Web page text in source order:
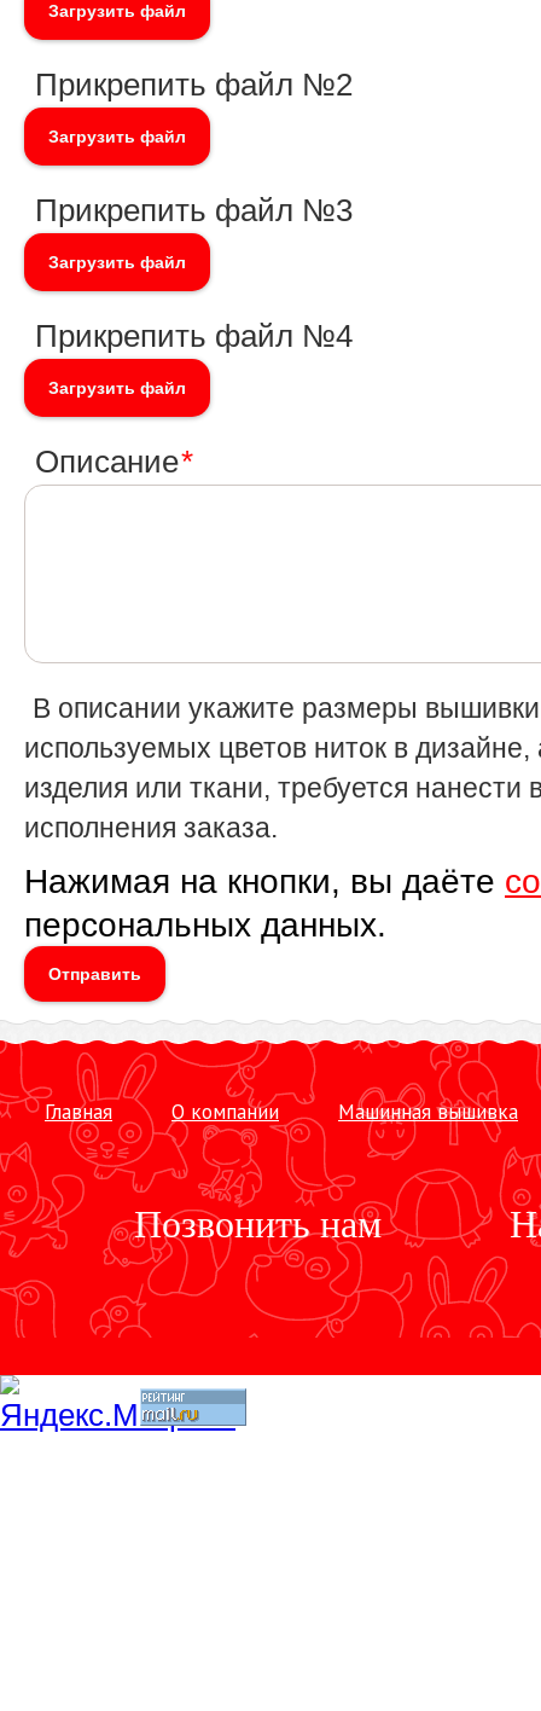
Загрузить файл
Прикрепить файл №2
Загрузить файл
Прикрепить файл №3
Загрузить файл
Прикрепить файл №4
Загрузить файл
Описание
В описании укажите размеры
используемых цветов ниток в
изделия или ткани, требуется
исполнения заказа.
Нажимая на кнопки, вы даёте
персональных данных.
Отправить
Главная О компании Машинная вышивка
Позвонить нам